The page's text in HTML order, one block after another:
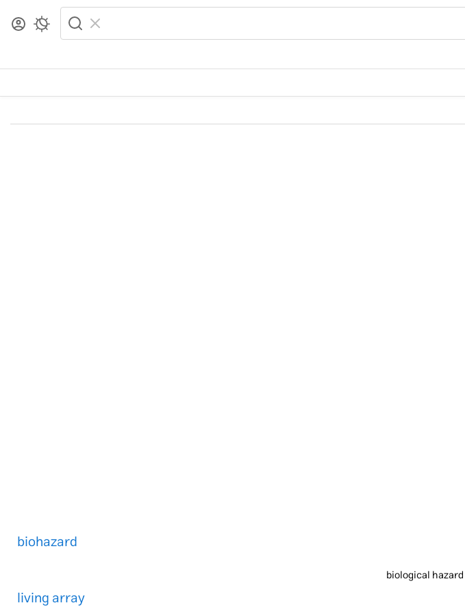
biohazard
living array